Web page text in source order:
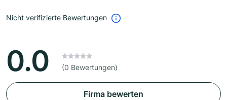
Nicht verifizierte Bewertungen
0.0 (0 Bewertungen)
Firma bewerten